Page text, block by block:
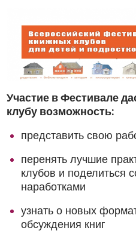
Участие в Фестивале
клубу возможность:
представить свою
перенять лучшие
клубов и поделиться
наработками
узнать о новых
обсуждения книг